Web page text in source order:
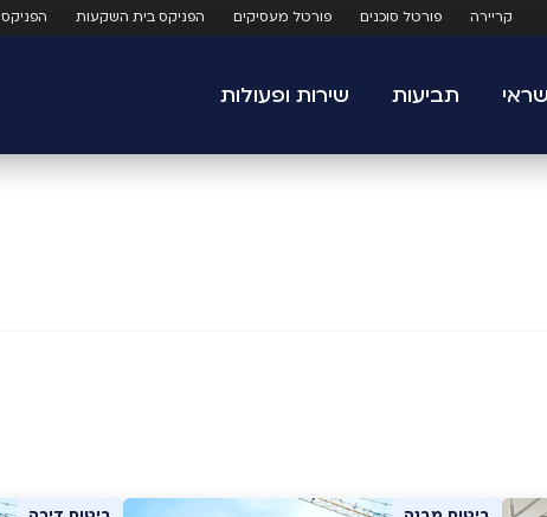
קריירה פורטל סוכנים פורטל מעסיקים הפניקס בית השקעות הפניקס smart
תביעות שירות ופעולות